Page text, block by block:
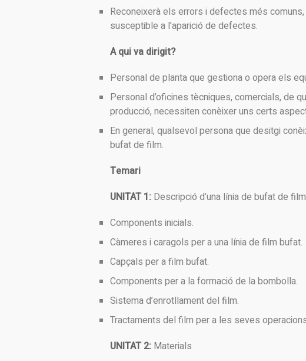
Reconeixerà els errors i defectes més
susceptible a l’aparició de defectes.
A qui va dirigit?
Personal de planta que gestiona o opera els
Personal d’oficines tècniques, comercials, de
producció, necessiten conèixer uns certs
En general, qualsevol persona que desitgi
bufat de film.
Temari
UNITAT 1: Descripció d’una línia de bufat de film
Components inicials.
Càmeres i caragols per a una línia de film bufat.
Capçals per a film bufat.
Components per a la formació de la bombolla.
Sistema d’enrotllament del film.
Tractaments del film per a les seves
UNITAT 2: Materials